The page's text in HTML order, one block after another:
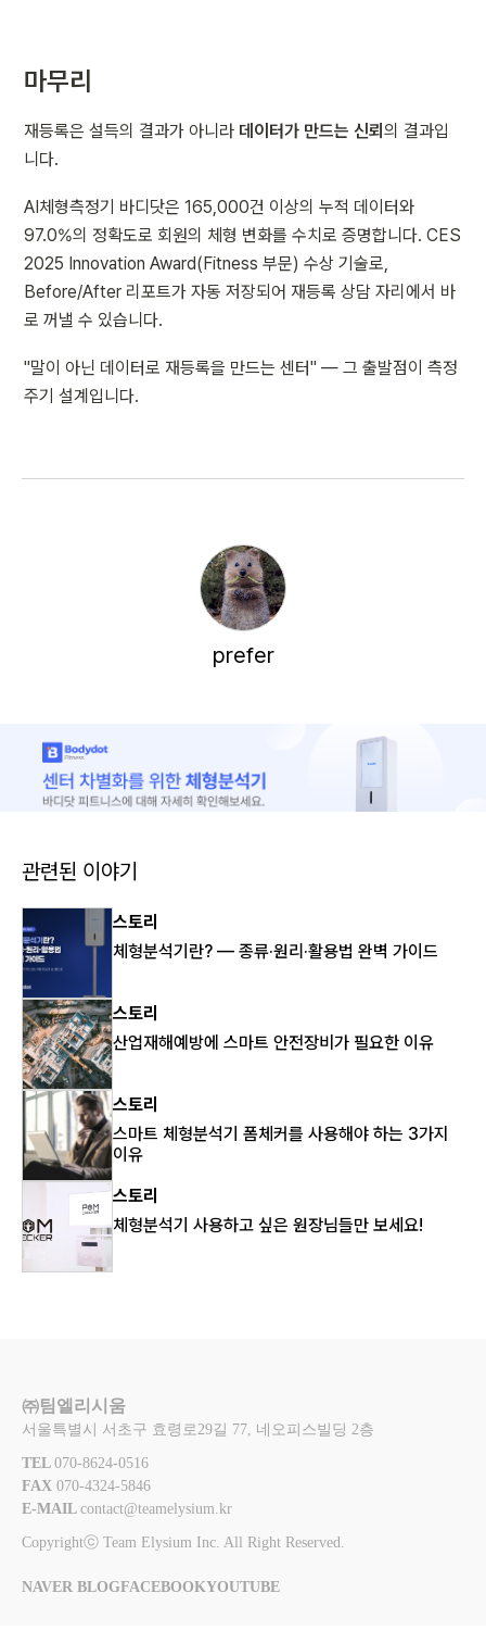
마무리
재등록은 설득의 결과가 아니라 데이터가 만드는 신뢰 의 결과입
니다.
AI체형측정기 바디닷은 165,000건 이상의 누적 데이터와
97.0%의 정확도로 회원의 체형 변화를 수치로 증명합니다. CES
2025 Innovation Award(Fitness 부문) 수상 기술로,
Before/After 리포트가 자동 저장되어 재등록 상담 자리에서 바
로 꺼낼 수 있습니다.
"말이 아닌 데이터로 재등록을 만드는 센터" — 그 출발점이 측정
주기 설계입니다.
prefer
관련된 이야기
스토리
체형분석기란? — 종류·원리·활용법 완벽 가이드
스토리
산업재해예방에 스마트 안전장비가 필요한 이유
스토리
스마트 체형분석기 폼체커를 사용해야 하는 3가지
이유
스토리
체형분석기 사용하고 싶은 원장님들만 보세요!
㈜팀엘리시움
서울특별시 서초구 효령로29길 77, 네오피스빌딩 2층
TEL 070-8624-0516
FAX 070-4324-5846
E-MAIL contact@teamelysium.kr
Copyrightⓒ Team Elysium Inc. All Right Reserved.
NAVER BLOGFACEBOOKYOUTUBE